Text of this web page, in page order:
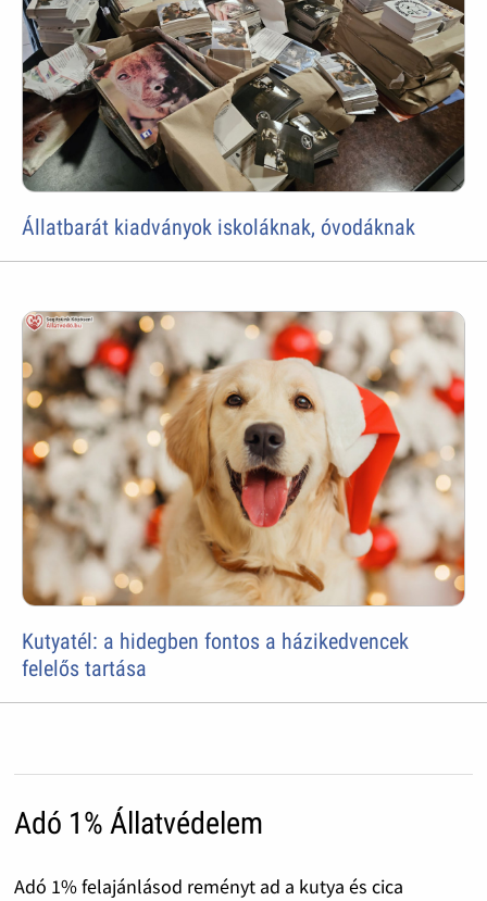
Állatbarát kiadványok iskoláknak, óvodáknak
Kutyatél: a hidegben fontos a házikedvencek
felelős tartása
Adó 1% Állatvédelem
Adó 1% felajánlásod reményt ad a kutya és cica